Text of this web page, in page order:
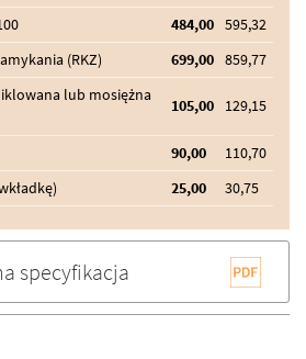
484,00 595,32
(RKZ)
699,00 859,77
lub mosiężna
105,00 129,15
90,00
110,70
25,00 30,75
specyfikacja